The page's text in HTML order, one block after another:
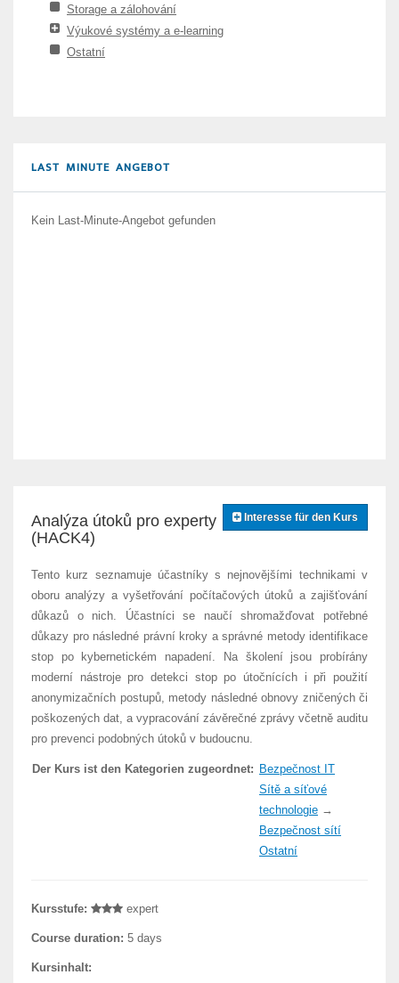
Storage a zálohování
Výukové systémy a e-learning
Ostatní
LAST MINUTE ANGEBOT
Kein Last-Minute-Angebot gefunden
Interesse für den Kurs
Analýza útoků pro experty
(HACK4)
Tento kurz seznamuje účastníky s nejnovějšími technikami v
oboru analýzy a vyšetřování počítačových útoků a zajišťování
důkazů o nich. Účastníci se naučí shromažďovat potřebné
důkazy pro následné právní kroky a správné metody identifikace
stop po kybernetickém napadení. Na školení jsou probírány
moderní nástroje pro detekci stop po útočnících i při použití
anonymizačních postupů, metody následné obnovy zničených či
poškozených dat, a vypracování závěrečné zprávy včetně auditu
pro prevenci podobných útoků v budoucnu.
Der Kurs ist den Kategorien zugeordnet: Bezpečnost IT
Sítě a síťové
technologie →
Bezpečnost sítí
Ostatní
Kursstufe: expert
Course duration: 5 days
Kursinhalt: